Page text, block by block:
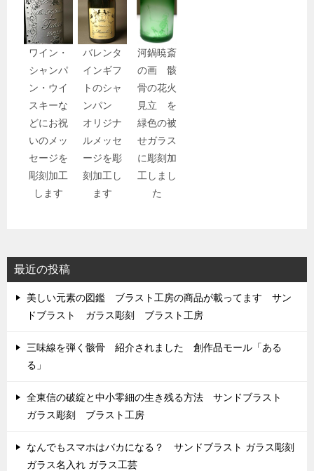
ワイン・
シャンパ
ン・ウイ
スキーな
どにお祝
いのメッ
セージを
彫刻加工
します
バレンタ
インギフ
トのシャ
ンパン
オリジナ
ルメッセ
ージを彫
刻加工し
ます
河鍋暁斎
の画 骸
骨の花火
見立 を
緑色の被
せガラス
に彫刻加
工しまし
た
最近の投稿
美しい元素の図鑑 ブラスト工房の商品が載ってます サン
ドブラスト ガラス彫刻 ブラスト工房
三味線を弾く骸骨 紹介されました 創作品モール「ある
る」
全東信の破綻と中小零細の生き残る方法 サンドブラスト
ガラス彫刻 ブラスト工房
なんでもスマホはバカになる？ サンドブラスト ガラス彫刻
ガラス名入れ ガラス工芸